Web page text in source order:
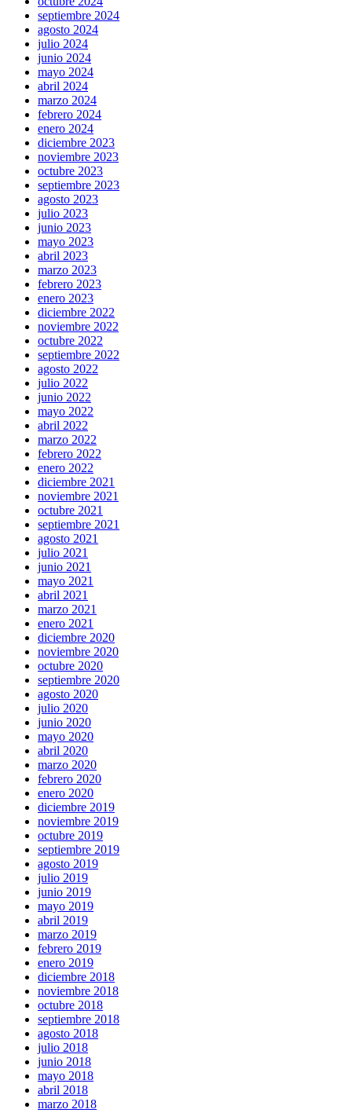
septiembre 2024
agosto 2024
julio 2024
junio 2024
mayo 2024
abril 2024
marzo 2024
febrero 2024
enero 2024
diciembre 2023
noviembre 2023
octubre 2023
septiembre 2023
agosto 2023
julio 2023
junio 2023
mayo 2023
abril 2023
marzo 2023
febrero 2023
enero 2023
diciembre 2022
noviembre 2022
octubre 2022
septiembre 2022
agosto 2022
julio 2022
junio 2022
mayo 2022
abril 2022
marzo 2022
febrero 2022
enero 2022
diciembre 2021
noviembre 2021
octubre 2021
septiembre 2021
agosto 2021
julio 2021
junio 2021
mayo 2021
abril 2021
marzo 2021
enero 2021
diciembre 2020
noviembre 2020
octubre 2020
septiembre 2020
agosto 2020
julio 2020
junio 2020
mayo 2020
abril 2020
marzo 2020
febrero 2020
enero 2020
diciembre 2019
noviembre 2019
octubre 2019
septiembre 2019
agosto 2019
julio 2019
junio 2019
mayo 2019
abril 2019
marzo 2019
febrero 2019
enero 2019
diciembre 2018
noviembre 2018
octubre 2018
septiembre 2018
agosto 2018
julio 2018
junio 2018
mayo 2018
abril 2018
marzo 2018